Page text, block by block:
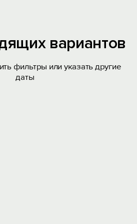
вариантов
фильтры или указать другие
даты